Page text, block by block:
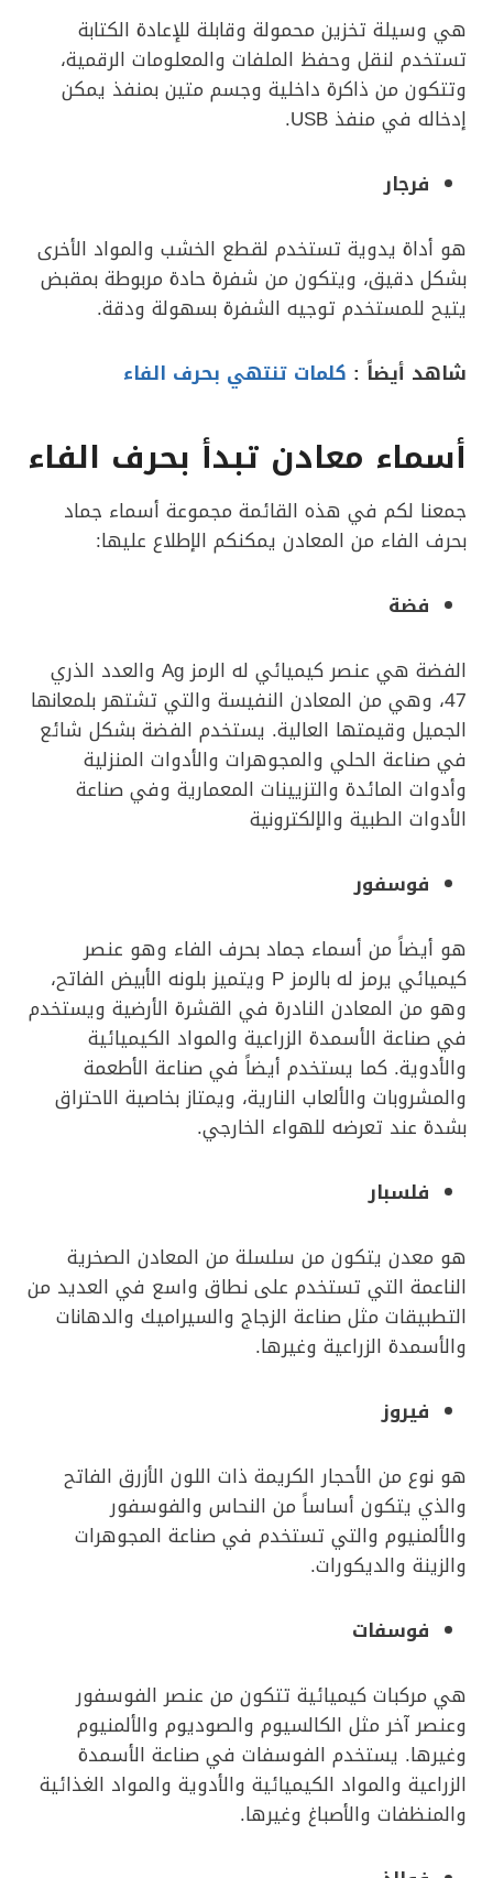
هي وسيلة تخزين محمولة وقابلة للإعادة الكتابة
تستخدم لنقل وحفظ الملفات والمعلومات الرقمية،
وتتكون من ذاكرة داخلية وجسم متين بمنفذ يمكن
إدخاله في منفذ USB.
فرجار
هو أداة يدوية تستخدم لقطع الخشب والمواد الأخرى
بشكل دقيق، ويتكون من شفرة حادة مربوطة بمقبض
يتيح للمستخدم توجيه الشفرة بسهولة ودقة.
شاهد أيضاً : كلمات تنتهي بحرف الفاء
أسماء معادن تبدأ بحرف الفاء
جمعنا لكم في هذه القائمة مجموعة أسماء جماد
بحرف الفاء من المعادن يمكنكم الإطلاع عليها:
فضة
الفضة هي عنصر كيميائي له الرمز Ag والعدد الذري
47، وهي من المعادن النفيسة والتي تشتهر بلمعانها
الجميل وقيمتها العالية. يستخدم الفضة بشكل شائع
في صناعة الحلي والمجوهرات والأدوات المنزلية
وأدوات المائدة والتزيينات المعمارية وفي صناعة
الأدوات الطبية والإلكترونية
فوسفور
هو أيضاً من أسماء جماد بحرف الفاء وهو عنصر
كيميائي يرمز له بالرمز P ويتميز بلونه الأبيض الفاتح،
وهو من المعادن النادرة في القشرة الأرضية ويستخدم
في صناعة الأسمدة الزراعية والمواد الكيميائية
والأدوية. كما يستخدم أيضاً في صناعة الأطعمة
والمشروبات والألعاب النارية، ويمتاز بخاصية الاحتراق
بشدة عند تعرضه للهواء الخارجي.
فلسبار
هو معدن يتكون من سلسلة من المعادن الصخرية
الناعمة التي تستخدم على نطاق واسع في العديد من
التطبيقات مثل صناعة الزجاج والسيراميك والدهانات
والأسمدة الزراعية وغيرها.
فيروز
هو نوع من الأحجار الكريمة ذات اللون الأزرق الفاتح
والذي يتكون أساساً من النحاس والفوسفور
والألمنيوم والتي تستخدم في صناعة المجوهرات
والزينة والديكورات.
فوسفات
هي مركبات كيميائية تتكون من عنصر الفوسفور
وعنصر آخر مثل الكالسيوم والصوديوم والألمنيوم
وغيرها. يستخدم الفوسفات في صناعة الأسمدة
الزراعية والمواد الكيميائية والأدوية والمواد الغذائية
والمنظفات والأصباغ وغيرها.